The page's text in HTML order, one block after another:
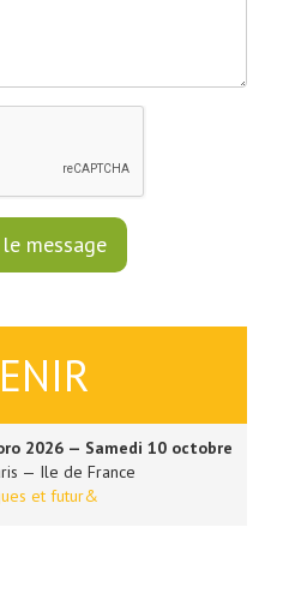
2026 — Samedi 10 octobre
— Ile de France
et futur&